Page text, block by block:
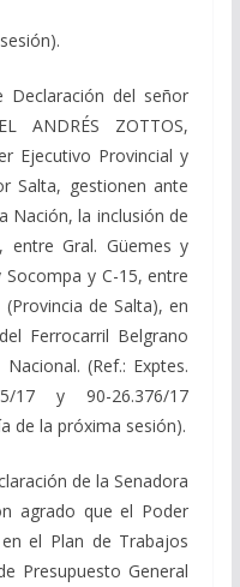
del señor
ANDRÉS ZOTTOS,
Ejecutivo Provincial y
Salta, gestionen ante
Nación, la inclusión de
entre Gral. Güemes y
y C-15, entre
de Salta), en
Ferrocarril Belgrano
(Ref.: Exptes.
17 y 90-26.376/17
de la próxima sesión).
de la Senadora
agrado que el Poder
el Plan de Trabajos
Presupuesto General